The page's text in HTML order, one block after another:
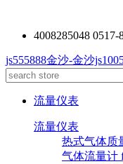
4008285048 0517-
js555888金沙-金沙
流量仪表
流量仪表
热式气体质
气体流量计